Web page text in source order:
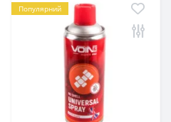
Популярний